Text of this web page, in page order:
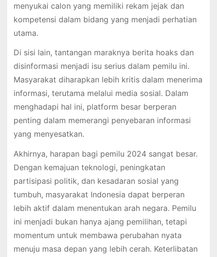
menyukai calon yang memiliki rekam jejak dan
kompetensi dalam bidang yang menjadi perhatian
utama.
Di sisi lain, tantangan maraknya berita hoaks dan
disinformasi menjadi isu serius dalam pemilu ini.
Masyarakat diharapkan lebih kritis dalam menerima
informasi, terutama melalui media sosial. Dalam
menghadapi hal ini, platform besar berperan
penting dalam memerangi penyebaran informasi
yang menyesatkan.
Akhirnya, harapan bagi pemilu 2024 sangat besar.
Dengan kemajuan teknologi, peningkatan
partisipasi politik, dan kesadaran sosial yang
tumbuh, masyarakat Indonesia dapat berperan
lebih aktif dalam menentukan arah negara. Pemilu
ini menjadi bukan hanya ajang pemilihan, tetapi
momentum untuk membawa perubahan nyata
menuju masa depan yang lebih cerah. Keterlibatan